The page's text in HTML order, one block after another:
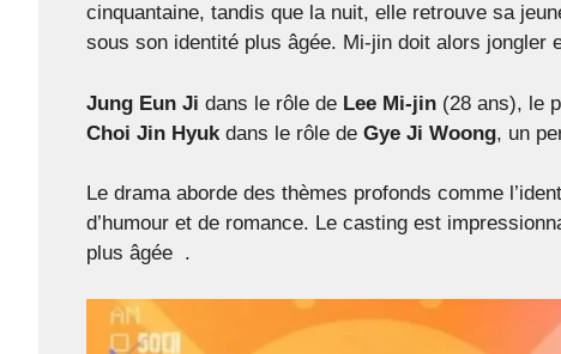
cinquantaine, tandis que la nuit, elle retrouve sa
sous son identité plus âgée. Mi-jin doit alors jongler
Jung Eun Ji dans le rôle de Lee Mi-jin (28 ans), le
Choi Jin Hyuk dans le rôle de Gye Ji Woong, un
Le drama aborde des thèmes profonds comme
d’humour et de romance. Le casting est
plus âgée .